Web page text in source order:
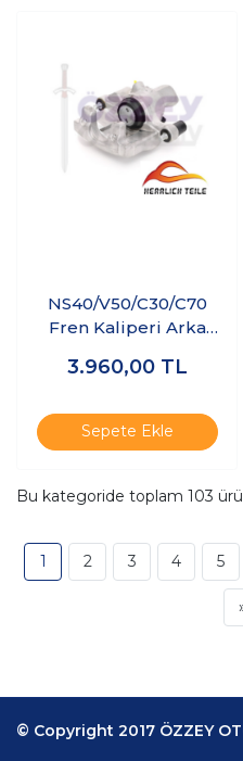
NS40/V50/C30/C70
Fren Kaliperi Arka
3.960,00 TL
Sepete Ekle
Bu kategoride toplam 103
1 2 3 4 5
© Copyright 2017 ÖZZEY